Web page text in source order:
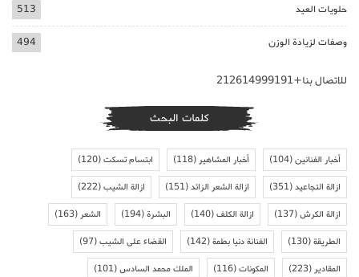
حلويات العيد 513
وصفات لزيادة الوزن 494
للاتصال بنا+212614999191
كلمات البحث
أخبار الفنانين(104) أخبار المشاهير(118) ابتسام تسكت(120)
ازالة التجاعيد(351) ازالة الشعر الزائد(151) ازالة الشيب(222)
ازالة الكرش(137) ازالة الكلف(140) البشرة(194) الشعر(163)
الطريقة(130) الفنانة دنيا بطمة(142) القضاء على الشيب(97)
المقادير(223) المكونات(116) الملك محمد السادس(101)